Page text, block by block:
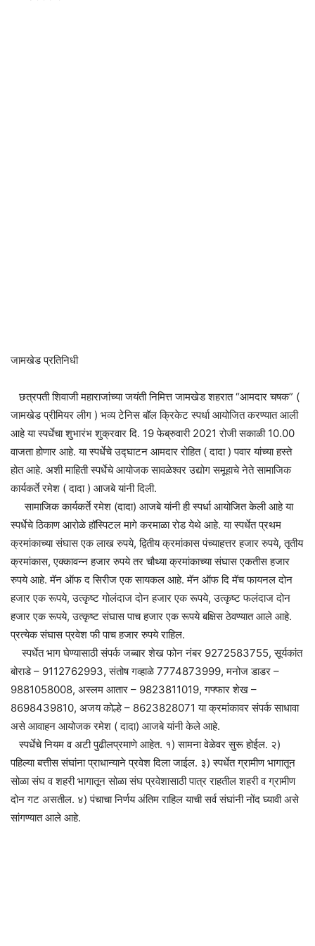
जामखेड प्रतिनिधी
छत्रपती शिवाजी महाराजांच्या जयंती निमित्त जामखेड शहरात “आमदार चषक” (
जामखेड प्रीमियर लीग ) भव्य टेनिस बॉल क्रिकेट स्पर्धा आयोजित करण्यात आली
आहे या स्पर्धेचा शुभारंभ शुक्रवार दि. 19 फेब्रुवारी 2021 रोजी सकाळी 10.00
वाजता होणार आहे. या स्पर्धेचे उद्घाटन आमदार रोहित ( दादा ) पवार यांच्या हस्ते
होत आहे. अशी माहिती स्पर्धेचे आयोजक सावळेश्वर उद्योग समूहाचे नेते सामाजिक
कार्यकर्ते रमेश ( दादा ) आजबे यांनी दिली.
सामाजिक कार्यकर्ते रमेश (दादा) आजबे यांनी ही स्पर्धा आयोजित केली आहे या
स्पर्धेचे ठिकाण आरोळे हॉस्पिटल मागे करमाळा रोड येथे आहे. या स्पर्धेत प्रथम
क्रमांकाच्या संघास एक लाख रुपये, द्वितीय क्रमांकास पंच्याहत्तर हजार रुपये, तृतीय
क्रमांकास, एक्कावन्न हजार रुपये तर चौथ्या क्रमांकाच्या संघास एकतीस हजार
रुपये आहे. मॅन ऑफ द सिरीज एक सायकल आहे. मॅन ऑफ दि मॅच फायनल दोन
हजार एक रूपये, उत्कृष्ट गोलंदाज दोन हजार एक रूपये, उत्कृष्ट फलंदाज दोन
हजार एक रूपये, उत्कृष्ट संघास पाच हजार एक रूपये बक्षिस ठेवण्यात आले आहे.
प्रत्येक संघास प्रवेश फी पाच हजार रुपये राहिल.
स्पर्धेत भाग घेण्यासाठी संपर्क जब्बार शेख फोन नंबर 9272583755, सूर्यकांत
बोराडे – 9112762993, संतोष गव्हाळे 7774873999, मनोज डाडर –
9881058008, अस्लम आतार – 9823811019, गफ्फार शेख –
8698439810, अजय कोल्हे – 8623828071 या क्रमांकावर संपर्क साधावा
असे आवाहन आयोजक रमेश ( दादा) आजबे यांनी केले आहे.
स्पर्धेचे नियम व अटी पुढीलप्रमाणे आहेत. १) सामना वेळेवर सुरू होईल. २)
पहिल्या बत्तीस संघांना प्राधान्याने प्रवेश दिला जाईल. ३) स्पर्धेत ग्रामीण भागातून
सोळा संघ व शहरी भागातून सोळा संघ प्रवेशासाठी पात्र राहतील शहरी व ग्रामीण
दोन गट असतील. ४) पंचाचा निर्णय अंतिम राहिल याची सर्व संघांनी नोंद घ्यावी असे
सांगण्यात आले आहे.